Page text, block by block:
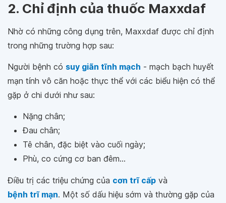
2. Chỉ định của thuốc Maxxdaf
Nhờ có những công dụng trên, Maxxdaf được chỉ định
trong những trường hợp sau:
Người bệnh có suy giãn tĩnh mạch - mạch bạch huyết
mạn tính vô căn hoặc thực thể với các biểu hiện có thể
gặp ở chi dưới như sau:
Nặng chân;
Đau chân;
Tê chân, đặc biệt vào cuối ngày;
Phù, co cứng cơ ban đêm...
Điều trị các triệu chứng của cơn trĩ cấp và
bệnh trĩ mạn. Một số dấu hiệu sớm và thường gặp của